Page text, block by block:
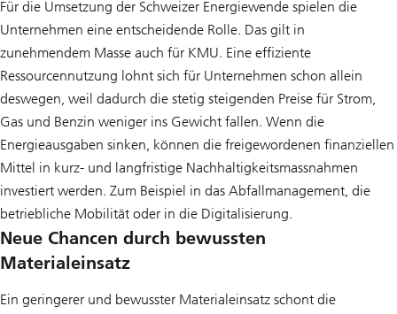
Für die Umsetzung der Schweizer Energiewende spielen die
Unternehmen eine entscheidende Rolle. Das gilt in
zunehmendem Masse auch für KMU. Eine effiziente
Ressourcennutzung lohnt sich für Unternehmen schon allein
deswegen, weil dadurch die stetig steigenden Preise für Strom,
Gas und Benzin weniger ins Gewicht fallen. Wenn die
Energieausgaben sinken, können die freigewordenen finanziellen
Mittel in kurz- und langfristige Nachhaltigkeitsmassnahmen
investiert werden. Zum Beispiel in das Abfallmanagement, die
betriebliche Mobilität oder in die Digitalisierung.
Neue Chancen durch bewussten
Materialeinsatz
Ein geringerer und bewusster Materialeinsatz schont die